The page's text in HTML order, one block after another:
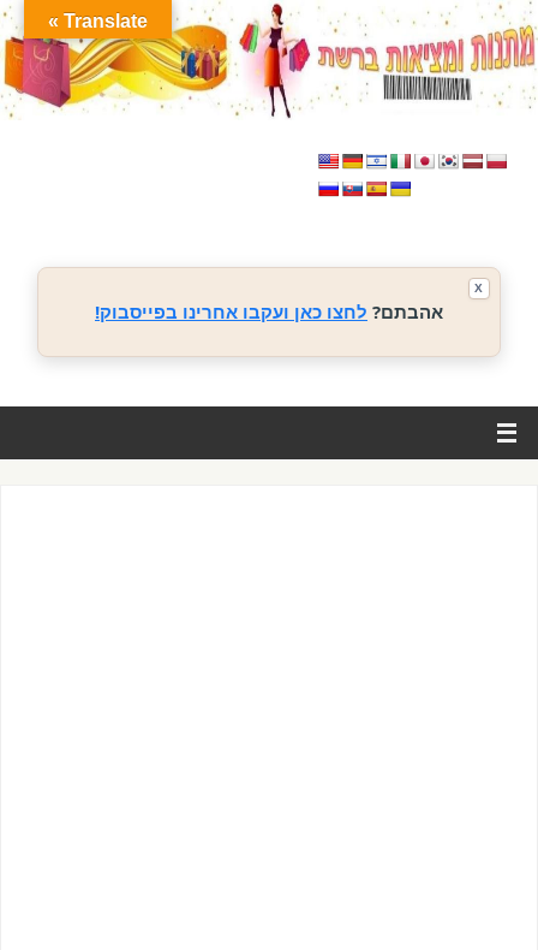
אהבתם? לחצו כאן ועקבו אחרינו בפייסבוק!
X
Translate »